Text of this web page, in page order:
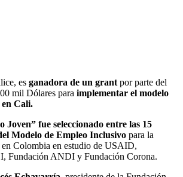
es ganadora de un grantpor parte del
mil Dólares para implementar el modelo
Cali.
Joven” fue seleccionado entre las 15
Modelo de Empleo Inclusivopara la
Colombia en estudio de USAID,
ANDI y Fundación Corona.